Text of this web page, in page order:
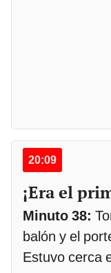
20:09
¡Era el
Minuto 38:
balón y el
Estuvo cerca